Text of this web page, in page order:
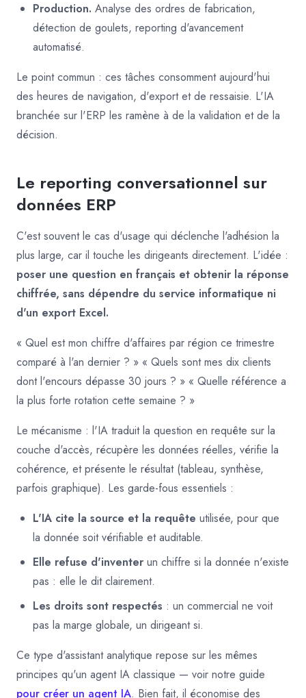
Production. Analyse des ordres de fabrication,
détection de goulets, reporting d'avancement
automatisé.
Le point commun : ces tâches consomment aujourd'hui
des heures de navigation, d'export et de ressaisie. L'IA
branchée sur l'ERP les ramène à de la validation et de la
décision.
Le reporting conversationnel sur
données ERP
C'est souvent le cas d'usage qui déclenche l'adhésion la
plus large, car il touche les dirigeants directement. L'idée :
poser une question en français et obtenir la réponse
chiffrée, sans dépendre du service informatique ni
d'un export Excel.
« Quel est mon chiffre d'affaires par région ce trimestre
comparé à l'an dernier ? » « Quels sont mes dix clients
dont l'encours dépasse 30 jours ? » « Quelle référence a
la plus forte rotation cette semaine ? »
Le mécanisme : l'IA traduit la question en requête sur la
couche d'accès, récupère les données réelles, vérifie la
cohérence, et présente le résultat (tableau, synthèse,
parfois graphique). Les garde-fous essentiels :
L'IA cite la source et la requête utilisée, pour que
la donnée soit vérifiable et auditable.
Elle refuse d'inventer un chiffre si la donnée n'existe
pas : elle le dit clairement.
Les droits sont respectés : un commercial ne voit
pas la marge globale, un dirigeant si.
Ce type d'assistant analytique repose sur les mêmes
principes qu'un agent IA classique — voir notre guide
pour créer un agent IA. Bien fait, il économise des